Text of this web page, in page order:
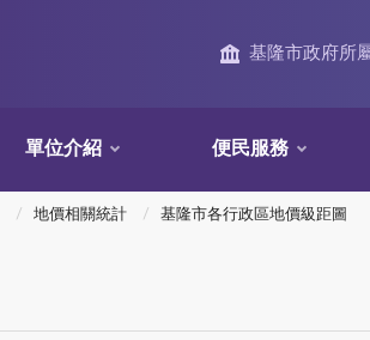
基隆市政府所
單位介紹 便民服務
地價相關統計 基隆市各行政區地價級距圖